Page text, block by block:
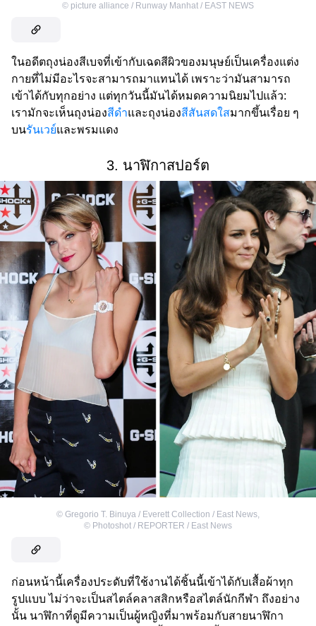
© picture alliance / Runway Manhat / EAST NEWS
ในอดีตถุงน่องสีเบจที่เข้ากับเฉดสีผิวของมนุษย์เป็นเครื่องแต่ง
กายที่ไม่มีอะไรจะสามารถมาแทนได้ เพราะว่ามันสามารถ
เข้าได้กับทุกอย่าง แต่ทุกวันนี้มันได้หมดความนิยมไปแล้ว:
เรามักจะเห็นถุงน่องสีดำและถุงน่องสีสันสดใสมากขึ้นเรื่อย ๆ
บนรันเวย์และพรมแดง
3. นาฬิกาสปอร์ต
© Gregorio T. Binuya / Everett Collection / East News,
© Photoshot / REPORTER / East News
ก่อนหน้านี้เครื่องประดับที่ใช้งานได้ชิ้นนี้เข้าได้กับเสื้อผ้าทุก
รูปแบบ ไม่ว่าจะเป็นสไตล์คลาสสิกหรือสไตล์นักกีฬา ถึงอย่าง
นั้น นาฬิกาที่ดูมีความเป็นผู้หญิงที่มาพร้อมกับสายนาฬิกา